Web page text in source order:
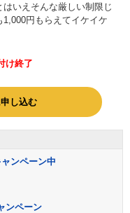
いえそんな厳しい制限じ
円もらえてイケイケ
け終了
し込む
ンペーン中
ンペーン